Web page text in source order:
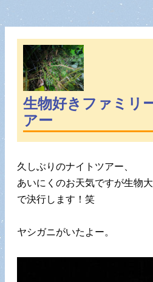
生物好きファミリ
アー
久しぶりのナイトツアー、
あいにくのお天気ですが生物
で決行します！笑
ヤシガニがいたよー。